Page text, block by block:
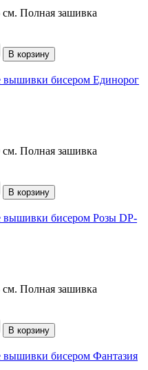
Полная зашивка
Полная зашивка
Полная зашивка